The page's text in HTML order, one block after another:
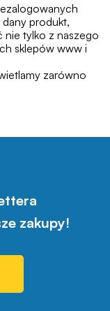
produkt,
tylko z naszego
sklepów www i
zarówno
zakupy!